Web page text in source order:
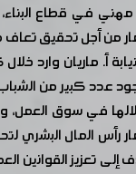
في قطاع
من أجل تحقيق
أ. ماريان وارد
أن نسبة البطالة في سورية
في سوق
رأس المال
إلى تعزيز